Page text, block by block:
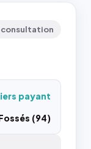
payant
(94)